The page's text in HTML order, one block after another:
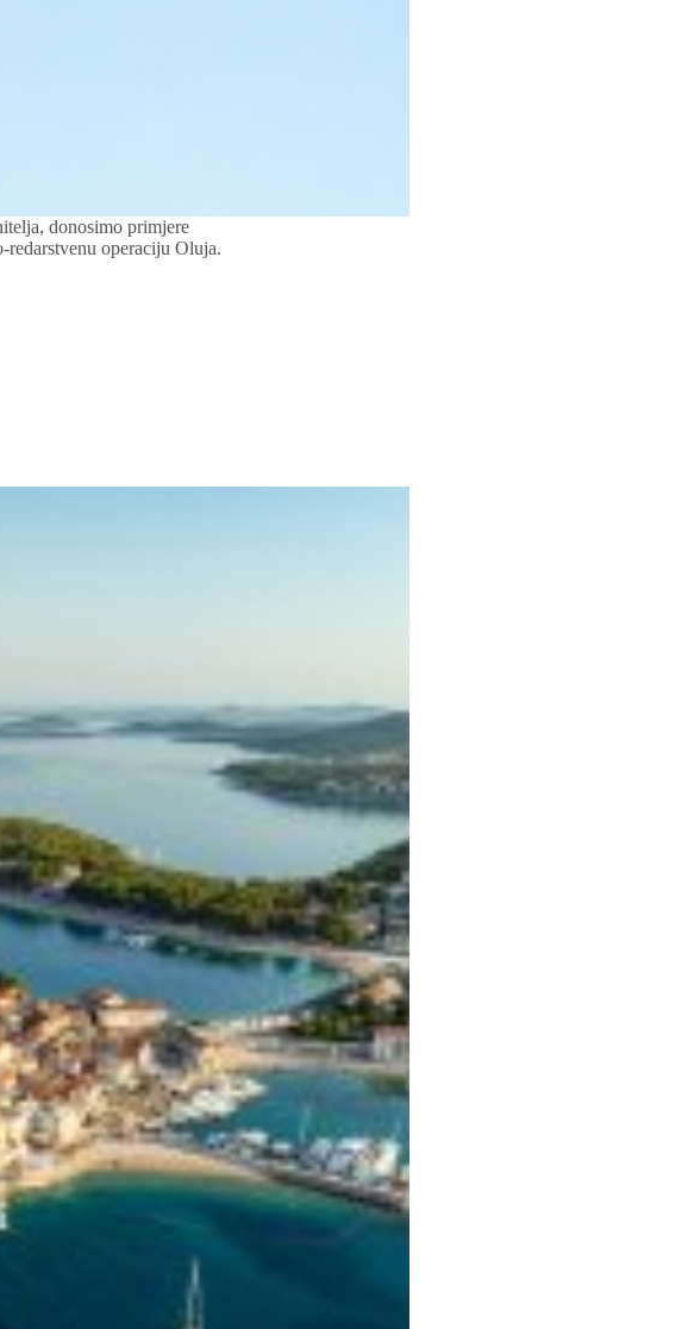
donosimo primjere
operaciju Oluja.